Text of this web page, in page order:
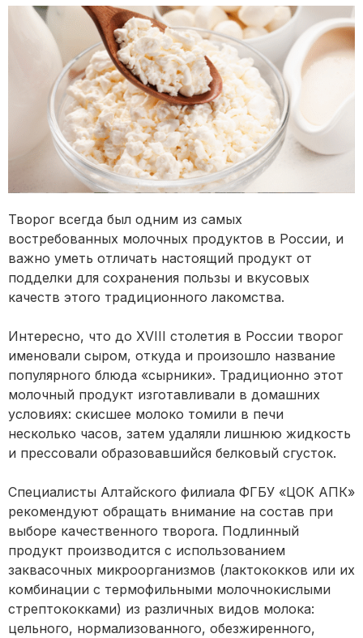
Творог всегда был одним из самых
востребованных молочных продуктов в России, и
важно уметь отличать настоящий продукт от
подделки для сохранения пользы и вкусовых
качеств этого традиционного лакомства.
Интересно, что до XVIII столетия в России творог
именовали сыром, откуда и произошло название
популярного блюда «сырники». Традиционно этот
молочный продукт изготавливали в домашних
условиях: скисшее молоко томили в печи
несколько часов, затем удаляли лишнюю жидкость
и прессовали образовавшийся белковый сгусток.
Специалисты Алтайского филиала ФГБУ «ЦОК АПК»
рекомендуют обращать внимание на состав при
выборе качественного творога. Подлинный
продукт производится с использованием
заквасочных микроорганизмов (лактококков или их
комбинации с термофильными молочнокислыми
стрептококками) из различных видов молока:
цельного, нормализованного, обезжиренного,